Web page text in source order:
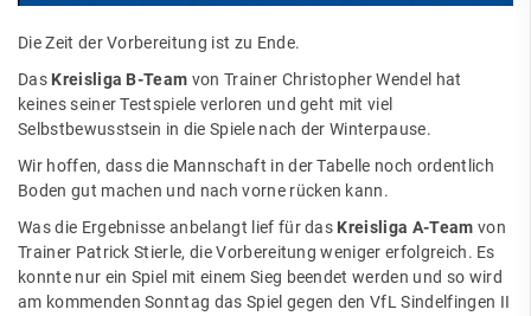
Die Zeit der Vorbereitung ist zu Ende.
Das Kreisliga B-Team von Trainer Christopher Wendel hat
keines seiner Testspiele verloren und geht mit viel
Selbstbewusstsein in die Spiele nach der Winterpause.
Wir hoffen, dass die Mannschaft in der Tabelle noch ordentlich
Boden gut machen und nach vorne rücken kann.
Was die Ergebnisse anbelangt lief für das Kreisliga A-Team von
Trainer Patrick Stierle, die Vorbereitung weniger erfolgreich. Es
konnte nur ein Spiel mit einem Sieg beendet werden und so wird
am kommenden Sonntag das Spiel gegen den VfL Sindelfingen II